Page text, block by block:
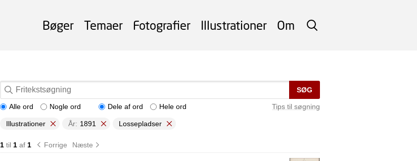
SØG
Bøger Temaer Fotografier Illustrationer Om
SØG
Tips til søgning
Alle ord Nogle ord Dele af ord Hele ord
Illustrationer År: 1891 Lossepladser
1til 1af 1 Forrige Næste